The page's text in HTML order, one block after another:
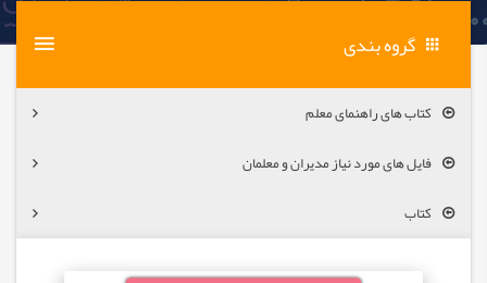
گروه بندی
کتاب های راهنمای معلم
فایل های مورد نیاز مدیران و معلمان
کتاب